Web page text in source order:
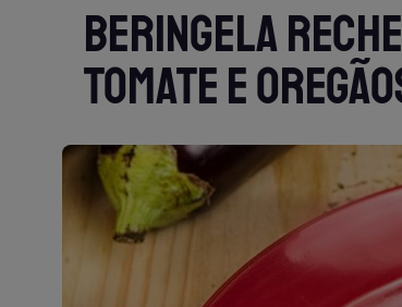
BERINGELA
TOMATE E